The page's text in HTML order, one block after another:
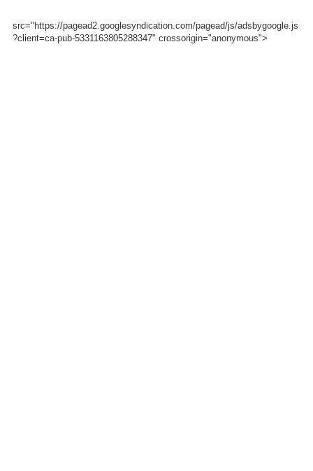
src="https://pagead2.googlesyndication.com/pagead/js/adsbygoogle.js
?client=ca-pub-5331163805288347" crossorigin="anonymous">